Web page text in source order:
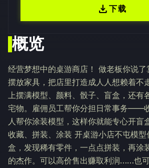
概览
经营梦想中的桌游商店！ 做老板你说
摆放家具，把店里打造成人人想赖着不
上摆满模型、颜料、骰子、盲盒，还有
宅物。雇佣员工帮你分担日常事务——
人帮你涂装模型，这样你就能专心开盲
收藏、拼装、涂装 开桌游小店不屯模
盒，发现稀有零件，一点点拼装，再涂
的杰作。可以高价售出赚取利润……也
download下载